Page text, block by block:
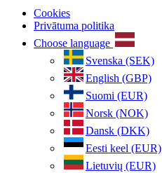
Cookies
Privātuma politika
Choose language
Svenska (SEK)
English (GBP)
Suomi (EUR)
Norsk (NOK)
Dansk (DKK)
Eesti keel (EUR)
Lietuvių (EUR)